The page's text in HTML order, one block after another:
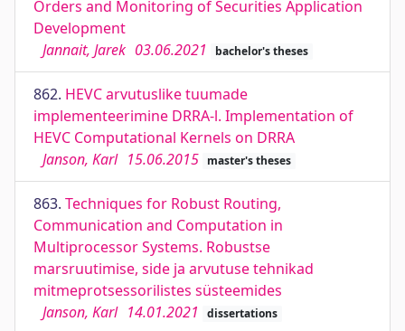
Orders and Monitoring of Securities Application
Development
Jannait, Jarek 03.06.2021 bachelor's theses
862. HEVC arvutuslike tuumade
implementeerimine DRRA-l. Implementation of
HEVC Computational Kernels on DRRA
Janson, Karl 15.06.2015 master's theses
863. Techniques for Robust Routing,
Communication and Computation in
Multiprocessor Systems. Robustse
marsruutimise, side ja arvutuse tehnikad
mitmeprotsessorilistes süsteemides
Janson, Karl 14.01.2021 dissertations